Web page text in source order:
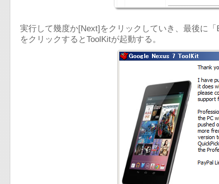
実行して幾度か[Next]をクリックしていき、最後に
をクリックするとToolKitが起動する。